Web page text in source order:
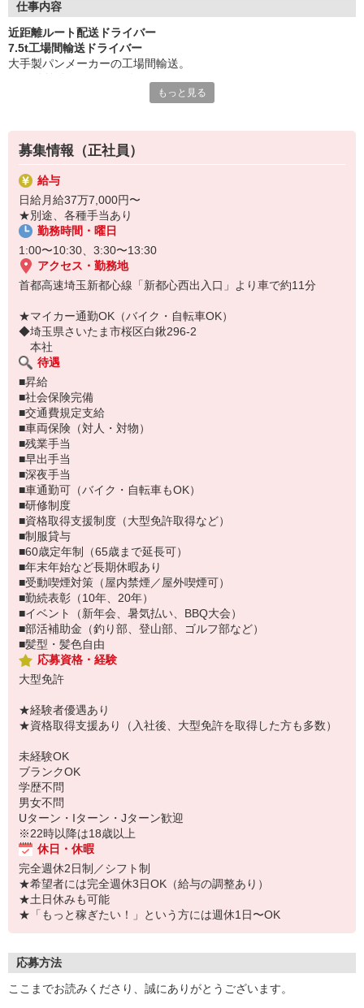
将来的な中核ドライバー候補の募集です。
長期勤務でスキルをしっかり磨いていけます。
・大手製パンメーカー案件！需要安定◎
・社長との距離が近い職場で風通し良好◎
・接客要素なしで運転に集中できる◎
仕事内容
近距離ルート配送ドライバー
7.5t工場間輸送ドライバー
大手製パンメーカーの工場間輸送。
▼業務に関する詳細など
・運転車両は7.5tトラック
・輸送する商品は原料や包材
・1日2件前後
・工場間の定期ルート配送
・運転時間が長め
・パレット積み
・一部バラ降ろしあり
■その他お願いする可能性がある業務
・車両管理
・安全確認
・洗車
・積込補助
■研修について
・ベテランドライバー同行
・ルート習得
・積み降ろし方法習得
・原料知識習得
・チーム運行でサポート
・無理な配車は行わない
もっと見る
募集情報（正社員）
給与
日給月給37万7,000円〜
★別途、各種手当あり
勤務時間・曜日
1:00〜10:30、3:30〜13:30
アクセス・勤務地
首都高速埼玉新都心線「新都心西出入口」より車で約11分
★マイカー通勤OK（バイク・自転車OK）
◆埼玉県さいたま市桜区白鍬296-2
本社
待遇
■昇給
■社会保険完備
■交通費規定支給
■車両保険（対人・対物）
■残業手当
■早出手当
■深夜手当
■車通勤可（バイク・自転車もOK）
■研修制度
■資格取得支援制度（大型免許取得など）
■制服貸与
■60歳定年制（65歳まで延長可）
■年末年始など長期休暇あり
■受動喫煙対策（屋内禁煙／屋外喫煙可）
■勤続表彰（10年、20年）
■イベント（新年会、暑気払い、BBQ大会）
■部活補助金（釣り部、登山部、ゴルフ部など）
■髪型・髪色自由
応募資格・経験
大型免許
★経験者優遇あり
★資格取得支援あり（入社後、大型免許を取得した方も多数）
未経験OK
ブランクOK
学歴不問
男女不問
Uターン・Iターン・Jターン歓迎
※22時以降は18歳以上
休日・休暇
完全週休2日制／シフト制
★希望者には完全週休3日OK（給与の調整あり）
★土日休みも可能
★「もっと稼ぎたい！」という方には週休1日〜OK
応募方法
ここまでお読みくださり、誠にありがとうございます。